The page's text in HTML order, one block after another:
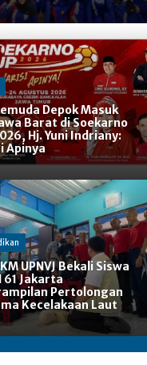
Depok Masuk
Barat di Soekarno
Hj. Yuni Indriany:
Apinya
UPNVJ Bekali Siswa
61 Jakarta
Pertolongan
Kecelakaan Laut